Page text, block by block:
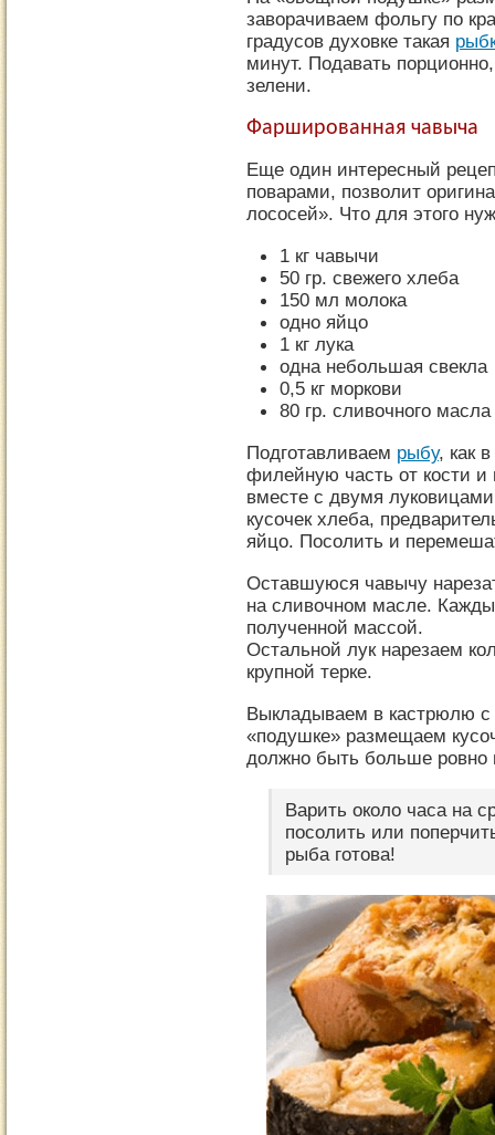
заворачиваем фольгу по
градусов духовке такая
минут. Подавать
зелени.
Фаршированная чавыча
Еще один интересный
поварами, позволит
лососей». Что для этого
1 кг чавычи
50 гр. свежего хлеба
150 мл молока
одно яйцо
1 кг лука
одна небольшая свекла
0,5 кг моркови
80 гр. сливочного масла
Подготавливаем рыбу, как
филейную часть от кости и
вместе с двумя
кусочек хлеба,
яйцо. Посолить и
Оставшуюся чавычу
на сливочном масле.
полученной массой.
Остальной лук нарезаем
крупной терке.
Выкладываем в кастрюлю
«подушке» размещаем
должно быть больше ровно
Варить около часа на
посолить или
рыба готова!